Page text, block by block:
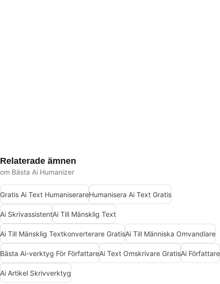
Relaterade ämnen
om Bästa Ai Humanizer
Gratis Ai Text HumaniserareHumanisera Ai Text Gratis
Ai SkrivassistentAi Till Mänsklig Text
Ai Till Mänsklig Textkonverterare GratisAi Till Människa Omvandlare
Bästa Ai-verktyg För FörfattareAi Text Omskrivare GratisAi Författare
Ai Artikel Skrivverktyg